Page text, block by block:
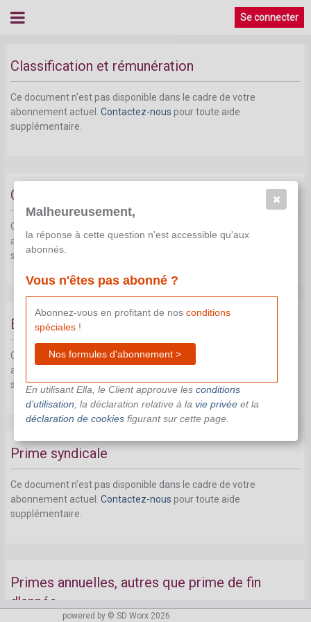
Se connecter
Classification et rémunération
Ce document n'est pas disponible dans le cadre de votre
abonnement actuel. Contactez-nous pour toute aide
supplémentaire.
Cheques repas
Ce document n'est pas disponible dans le cadre de votre
abonnement actuel.Contactez-nous pour toute aide
supplémentaire.
Eco-chèques
Ce document n'est pas disponible dans le cadre de votre
abonnement actuel.
supplémentaire.
Prime syndicale
Ce document n'est pas disponible dans le cadre de votre
abonnement actuel. Contactez-nous pour toute aide
supplémentaire.
Primes annuelles, autres que prime de fin
d'année
powered by © SD Worx 2026
Malheureusement,
la réponse à cette question n'est accessible qu'aux
abonnés.
Vous n'êtes pas abonné ?
Abonnez-vous en profitant de nos conditions
spéciales!
Nos formules d'abonnement >
En utilisant Ella, le Client approuve les conditions
d’utilisation , la déclaration relative à la vie privéeet la
déclaration de cookiesfigurant sur cette page.